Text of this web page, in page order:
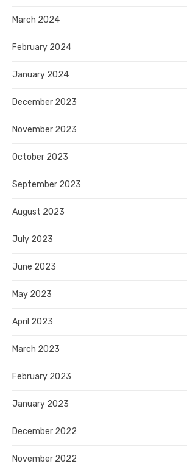
March 2024
February 2024
January 2024
December 2023
November 2023
October 2023
September 2023
August 2023
July 2023
June 2023
May 2023
April 2023
March 2023
February 2023
January 2023
December 2022
November 2022